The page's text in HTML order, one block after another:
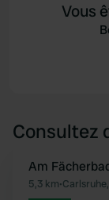
Vous
Consultez
Am
5,3 km•